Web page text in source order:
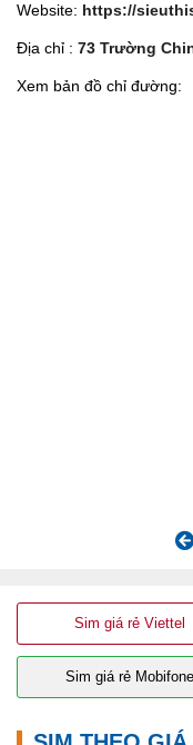
Website: https://
Địa chỉ : 73 Trường
Xem bản đồ chỉ đường:
Sim giá rẻ Viettel
Sim giá rẻ Mobifone